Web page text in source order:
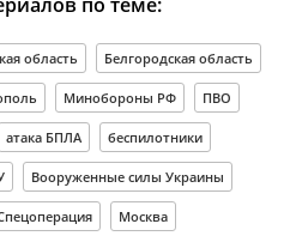
область Белгородская область
Минобороны РФ ПВО
атака БПЛА беспилотники
Вооруженные силы Украины
Москва